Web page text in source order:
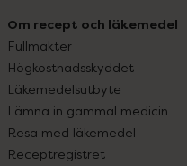
Om recept och läkemedel
Fullmakter
Högkostnadsskyddet
Läkemedelsutbyte
Lämna in gammal medicin
Resa med läkemedel
Receptregistret